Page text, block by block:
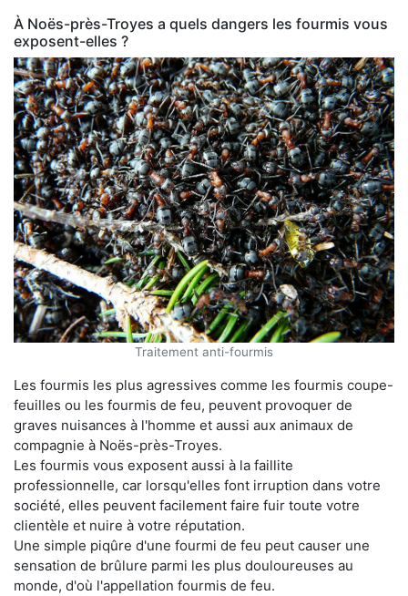
À Noës-près-Troyes a quels dangers les fourmis vous
exposent-elles ?
Traitement anti-fourmis
Les fourmis les plus agressives comme les fourmis coupe-
feuilles ou les fourmis de feu, peuvent provoquer de
graves nuisances à l'homme et aussi aux animaux de
compagnie à Noës-près-Troyes.
Les fourmis vous exposent aussi à la faillite
professionnelle, car lorsqu'elles font irruption dans votre
société, elles peuvent facilement faire fuir toute votre
clientèle et nuire à votre réputation.
Une simple piqûre d'une fourmi de feu peut causer une
sensation de brûlure parmi les plus douloureuses au
monde, d'où l'appellation fourmis de feu.